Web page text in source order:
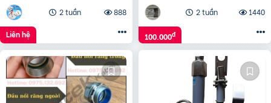
2 tuần
888
Liên hệ
2 tuần
1440
100.000đ